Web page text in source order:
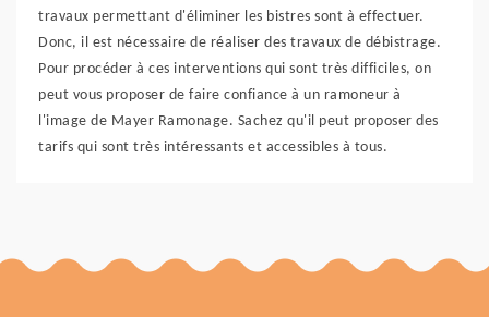
travaux permettant d'éliminer les bistres sont à effectuer.
Donc, il est nécessaire de réaliser des travaux de débistrage.
Pour procéder à ces interventions qui sont très difficiles, on
peut vous proposer de faire confiance à un ramoneur à
l'image de Mayer Ramonage. Sachez qu'il peut proposer des
tarifs qui sont très intéressants et accessibles à tous.